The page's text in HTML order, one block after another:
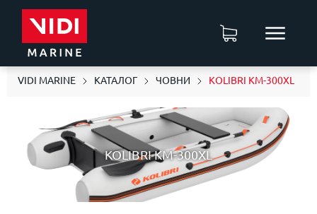
VIDI MARINE КАТАЛОГ ЧОВНИ KOLIBRI KM-300XL
KOLIBRI KM-300XL